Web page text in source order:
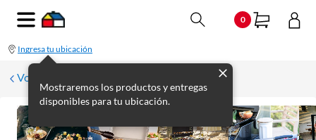
0
Ingresa tu ubicación
Mostraremos los productos y entregas
disponibles para tu ubicación.
Volver a Aire Libre